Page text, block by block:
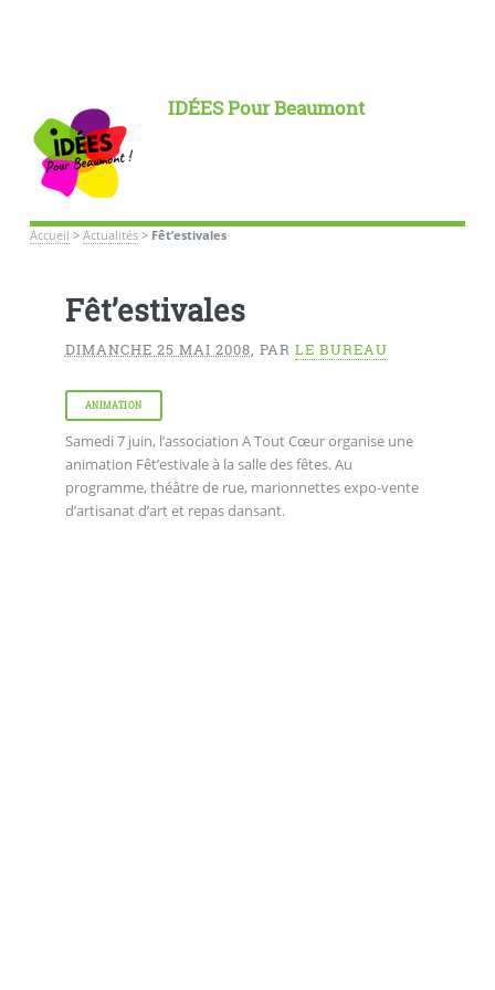
IDÉES Pour Beaumont
Accueil > Actualités> Fêt’estivales
Fêt’estivales
DIMANCHE 25 MAI 2008, PAR LE BUREAU
ANIMATION
Samedi 7 juin, l’association A Tout Cœur organise une
animation Fêt’estivale à la salle des fêtes. Au
programme, théâtre de rue, marionnettes expo-vente
d’artisanat d’art et repas dansant.